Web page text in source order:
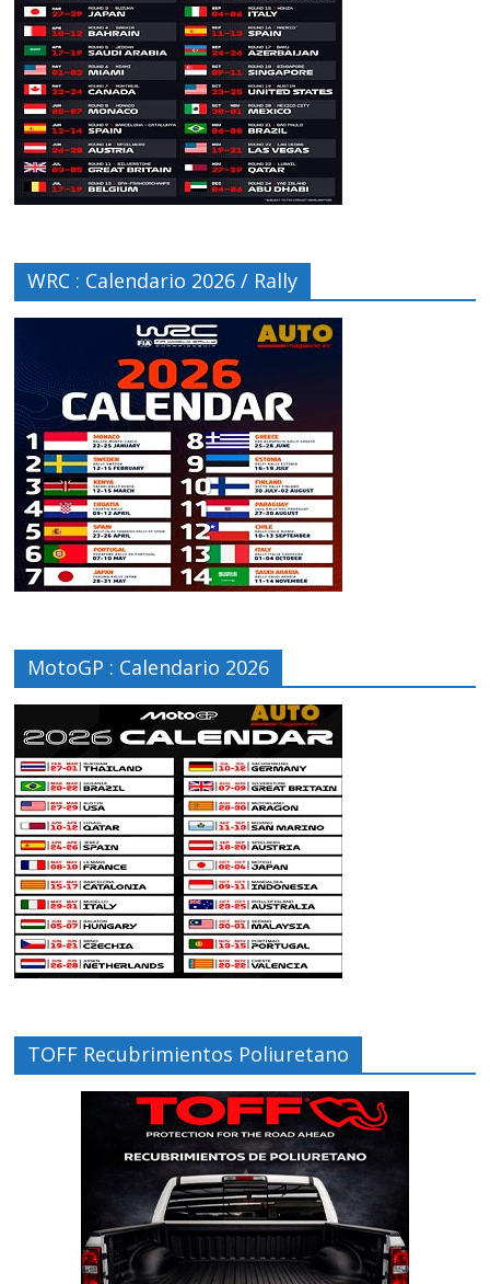
WRC : Calendario 2026 / Rally
MotoGP : Calendario 2026
TOFF Recubrimientos Poliuretano